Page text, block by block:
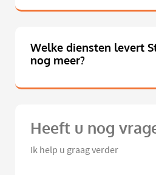
Welke diensten levert
nog meer?
Heeft u nog
Ik help u graag verder